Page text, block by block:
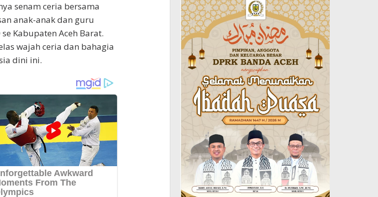
senam ceria bersama
anak-anak dan guru
Kabupaten Aceh Barat.
wajah ceria dan bahagia
dini ini.